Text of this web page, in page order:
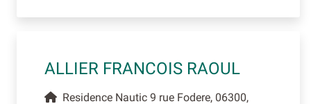
ALLIER FRANCOIS RAOUL
Residence Nautic 9 rue Fodere, 06300,